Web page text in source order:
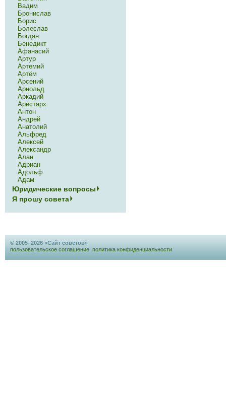
Вадим
Бронислав
Борис
Болеслав
Богдан
Бенедикт
Афанасий
Артур
Артемий
Артём
Арсений
Арнольд
Аркадий
Аристарх
Антон
Андрей
Анатолий
Альфред
Алексей
Александр
Алан
Адриан
Адольф
Адам
Юридические вопросы
Я прошу совета
© 2005–2026 «Сайт советов»
пользовательское соглашение политика конфиденциальности